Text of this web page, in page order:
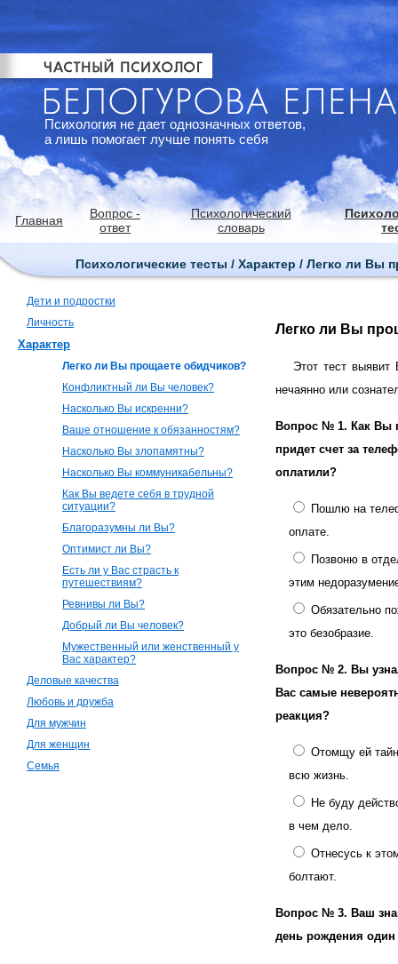
Психология не дает однозначных ответов,
а лишь помогает лучше понять себя
Главная
Вопрос -
ответ
Психологический
словарь
Психологические тесты / Характер / Легко ли Вы
Дети и подростки
Личность
Характер
Легко ли Вы прощаете обидчиков?
Конфликтный ли Вы человек?
Насколько Вы искренни?
Ваше отношение к обязанностям?
Насколько Вы злопамятны?
Насколько Вы коммуникабельны?
Как Вы ведете себя в трудной
ситуации?
Благоразумны ли Вы?
Оптимист ли Вы?
Есть ли у Вас страсть к
путешествиям?
Ревнивы ли Вы?
Добрый ли Вы человек?
Мужественный или женственный у
Вас характер?
Деловые качества
Любовь и дружба
Для мужчин
Для женщин
Семья
Легко ли Вы
Этот тест
нечаянно или
Вопрос № 1. Как Вы
придет счет за
оплатили?
Пошлю на
оплате.
Позвоню в
этим
Обязательно
это безобразие.
Вопрос № 2. Вы
Вас самые
реакция?
Отомщу ей
всю жизнь.
Не буду
в чем дело.
Отнесусь к
болтают.
Вопрос № 3. Ваш
день рождения один